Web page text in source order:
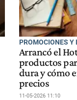
PROMOCIONES Y
Arrancó el
productos
dura y cómo
precios
11-05-2026 11:10